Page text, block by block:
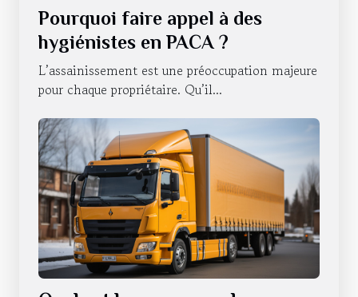
Pourquoi faire appel à des
hygiénistes en PACA ?
L’assainissement est une préoccupation majeure
pour chaque propriétaire. Qu’il...